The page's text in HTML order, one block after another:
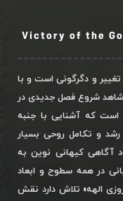
Victory of the
تغییر و دگرگونی است و با
شروع فصل جدیدی در
است که آشنایی با جنبه
و تکامل روحی بسیار
آگاهی کیهانی نوین به
در همه سطوح و ابعاد
الهه» تلاش دارد نقش